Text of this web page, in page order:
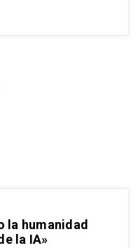
la humanidad
la IA»